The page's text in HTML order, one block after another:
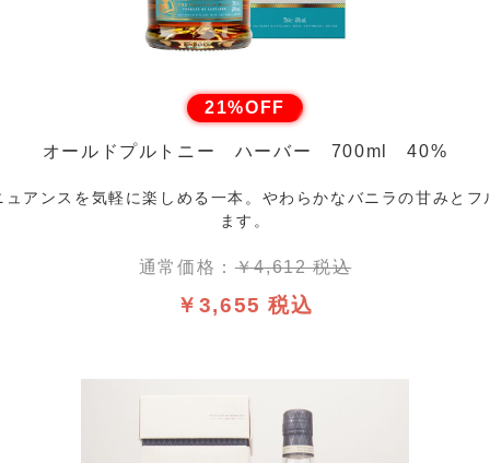
21%OFF
オールドプルトニー ハーバー 700ml 40%
アンスを気軽に楽しめる一本。やわらかなバニラの甘みとフ
ます。
通常価格：￥4,612 税込
￥3,655 税込